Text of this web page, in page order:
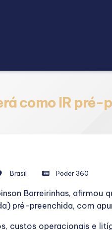
como IR
Brasil Poder 360
Barreirinhas,
pré-preenchida, com
custos operacionais e